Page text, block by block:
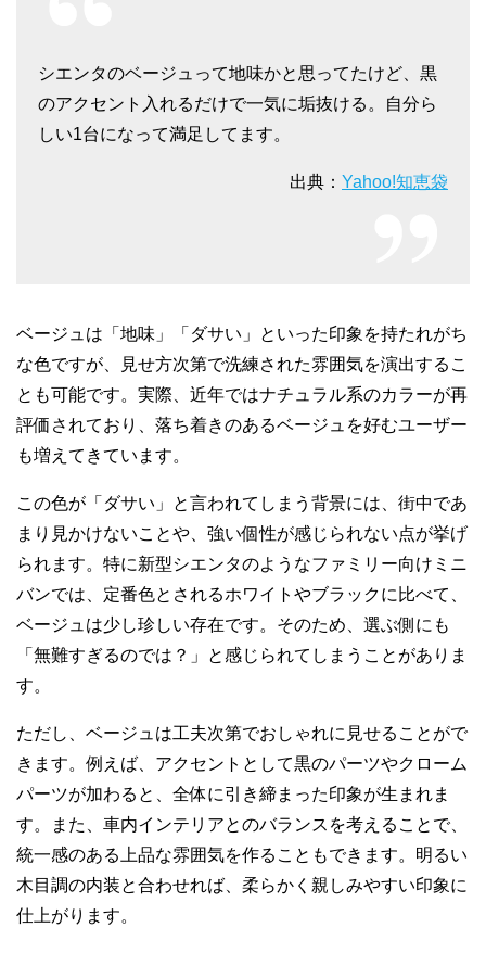
シエンタのベージュって地味かと思ってたけど、黒
のアクセント入れるだけで一気に垢抜ける。自分ら
しい1台になって満足してます。
出典： Yahoo!知恵袋
ベージュは「地味」「ダサい」といった印象を持たれがち
な色ですが、見せ方次第で洗練された雰囲気を演出するこ
とも可能です。実際、近年ではナチュラル系のカラーが再
評価されており、落ち着きのあるベージュを好むユーザー
も増えてきています。
この色が「ダサい」と言われてしまう背景には、街中であ
まり見かけないことや、強い個性が感じられない点が挙げ
られます。特に新型シエンタのようなファミリー向けミニ
バンでは、定番色とされるホワイトやブラックに比べて、
ベージュは少し珍しい存在です。そのため、選ぶ側にも
「無難すぎるのでは？」と感じられてしまうことがありま
す。
ただし、ベージュは工夫次第でおしゃれに見せることがで
きます。例えば、アクセントとして黒のパーツやクローム
パーツが加わると、全体に引き締まった印象が生まれま
す。また、車内インテリアとのバランスを考えることで、
統一感のある上品な雰囲気を作ることもできます。明るい
木目調の内装と合わせれば、柔らかく親しみやすい印象に
仕上がります。